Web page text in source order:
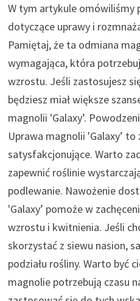
W tym artykule omówiliśmy
dotyczące uprawy i
Pamiętaj, że ta odmiana
wymagająca, która
wzrostu. Jeśli zastosujesz
będziesz miał większe
magnolii 'Galaxy’.
Uprawa magnolii 'Galaxy’
satysfakcjonujące. Warto
zapewnić roślinie
podlewanie. Nawożenie
'Galaxy’ pomoże w
wzrostu i kwitnienia. Jeśli
skorzystać z siewu nasion,
podziału rośliny. Warto być
magnolie potrzebują czasu